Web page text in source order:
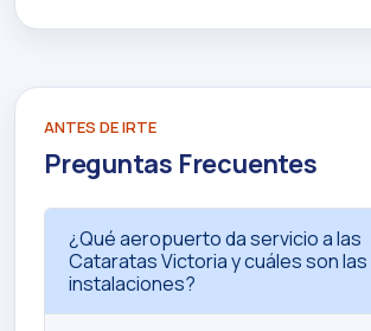
ANTES DE IRTE
Preguntas Frecuentes
¿Qué aeropuerto da servicio a las
Cataratas Victoria y cuáles son las
instalaciones?